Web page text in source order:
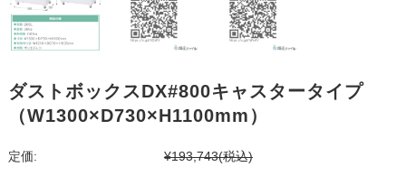
ダストボックスDX#800キャスタータイプ
（W1300×D730×H1100mm）
定価: ¥193,743(税込)